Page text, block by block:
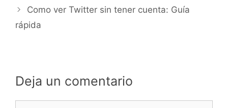
Como ver Twitter sin tener cuenta: Guía
rápida
Deja un comentario